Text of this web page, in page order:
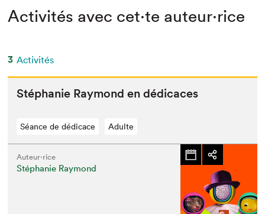
Activités avec cet·te auteur·rice
3 Activités
Stéphanie Ray­mond en dédicaces
Séance de dédicace Adulte
Auteur·rice
Stéphanie Raymond